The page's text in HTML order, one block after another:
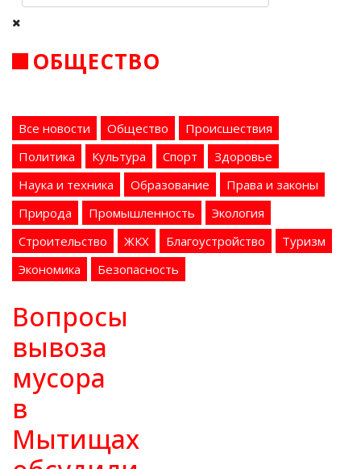
ОБЩЕСТВО
Все новости Общество
Происшествия
Политика
Культура Спорт
Здоровье
Наука и техника
Образование
Права и законы
Природа
Промышленность
Экология
Строительство
ЖКХ Благоустройство
Туризм
Экономика
Безопасность
Вопросы
вывоза
мусора
в
Мытищах